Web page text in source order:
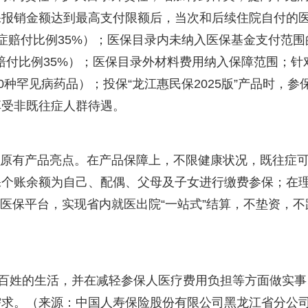
销金额达到最高支付限额后，当次和后续住院自付的
付比例35%）；医保目录内未纳入医保基金支付范围
比例35%）；医保目录外材料费用纳入保障范围；针
罕见病药品）；投保“龙江惠民保2025版”产品时，参
非既往症人群待遇。
有产品亮点。在产品保障上，不限健康状况，既往症
账余额为自己、配偶、父母及子女进行缴费参保；在
保平台，实现省内就医出院“一站式”结算，不垫资，不
姓的生活，并在减轻参保人医疗费用负担等方面做实
。（来源：中国人寿保险股份有限公司黑龙江省分公